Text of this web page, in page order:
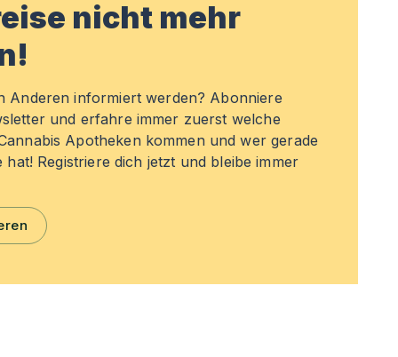
nicht mehr
Anderen informiert werden? Abonniere
und erfahre immer zuerst welche
Apotheken kommen und wer gerade
hat! Registriere dich jetzt und bleibe immer